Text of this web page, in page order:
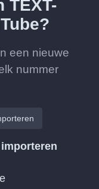
TEXT-
een nieuwe
nummer